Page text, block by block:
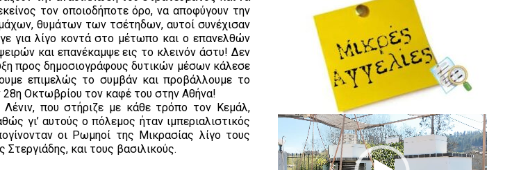
τον οποιοδήποτε όρο, να αποφύγουν την
θυμάτων των τσέτηδων, αυτοί συνέχισαν
για λίγο κοντά στο μέτωπο και ο επανελθών
και επανέκαμψε εις το κλεινόν άστυ! Δεν
προς δημοσιογράφους δυτικών μέσων κάλεσε
επιμελώς το συμβάν και προβάλλουμε το
28η Οκτωβρίου τον καφέ του στην Αθήνα!
Λένιν, που στήριζε με κάθε τρόπο τον Κεμάλ,
γι’ αυτούς ο πόλεμος ήταν ιμπεριαλιστικός
οι Ρωμηοί της Μικρασίας λίγο τους
και τους βασιλικούς.
Πρόγραμμα
Αναπαραγωγής
Βίντεο